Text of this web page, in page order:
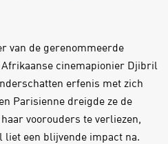
van de gerenommeerde
Afrikaanse cinemapionier Djibril
erfenis met zich
Parisienne dreigde ze de
voorouders te verliezen,
liet een blijvende impact na.